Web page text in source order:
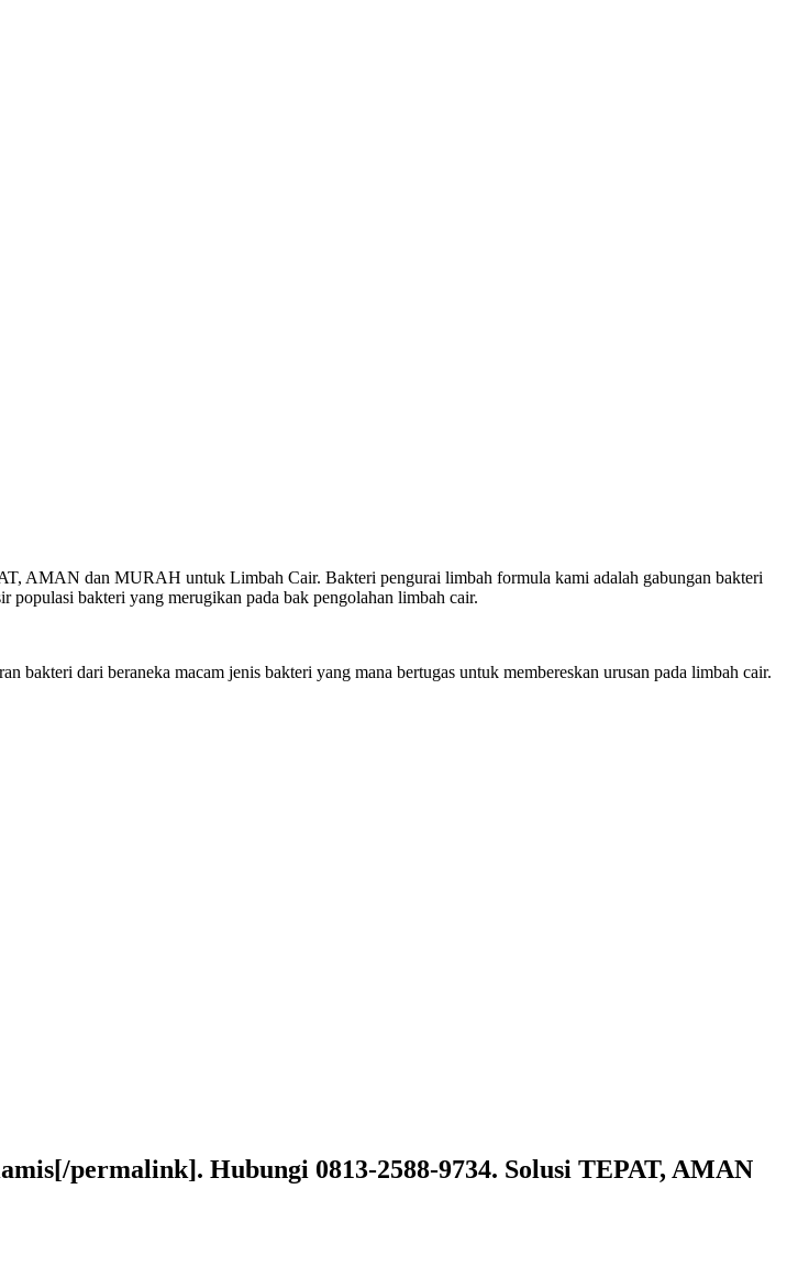
AMAN dan MURAH untuk Limbah Cair. Bakteri pengurai limbah formula kami adalah gabungan bakteri
bakteri yang merugikan pada bak pengolahan limbah cair.
dari beraneka macam jenis bakteri yang mana bertugas untuk membereskan urusan pada limbah cair.
permalink]. Hubungi 0813-2588-9734. Solusi TEPAT, AMAN